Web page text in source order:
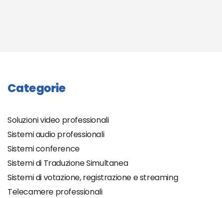
Categorie
Soluzioni video professionali
Sistemi audio professionali
Sistemi conference
Sistemi di Traduzione Simultanea
Sistemi di votazione, registrazione e streaming
Telecamere professionali